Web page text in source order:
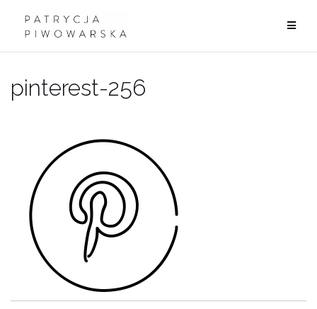
pinterest-256